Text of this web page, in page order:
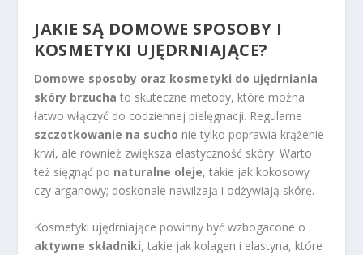
JAKIE SĄ DOMOWE SPOSOBY I
KOSMETYKI UJĘDRNIAJĄCE?
Domowe sposoby oraz kosmetyki do ujędrniania
skóry brzucha to skuteczne metody, które można
łatwo włączyć do codziennej pielęgnacji. Regularne
szczotkowanie na sucho nie tylko poprawia krążenie
krwi, ale również zwiększa elastyczność skóry. Warto
też sięgnąć po naturalne oleje, takie jak kokosowy
czy arganowy; doskonale nawilżają i odżywiają skórę.
Kosmetyki ujędrniające powinny być wzbogacone o
aktywne składniki, takie jak kolagen i elastyna, które